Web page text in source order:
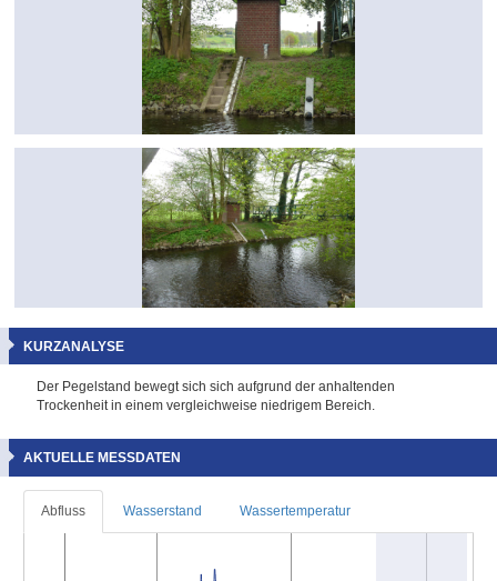
KURZANALYSE
Der Pegelstand bewegt sich sich aufgrund der anhaltenden
Trockenheit in einem vergleichweise niedrigem Bereich.
AKTUELLE MESSDATEN
Abfluss Wasserstand Wassertemperatur